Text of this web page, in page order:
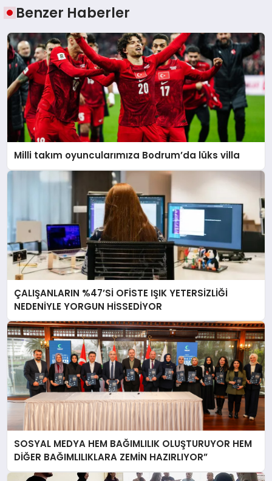
Benzer Haberler
Milli takım oyuncularımıza Bodrum’da lüks villa
ÇALIŞANLARIN %47’Sİ OFİSTE IŞIK YETERSİZLİĞİ
NEDENİYLE YORGUN HİSSEDİYOR
SOSYAL MEDYA HEM BAĞIMLILIK OLUŞTURUYOR HEM
DİĞER BAĞIMLILIKLARA ZEMİN HAZIRLIYOR”